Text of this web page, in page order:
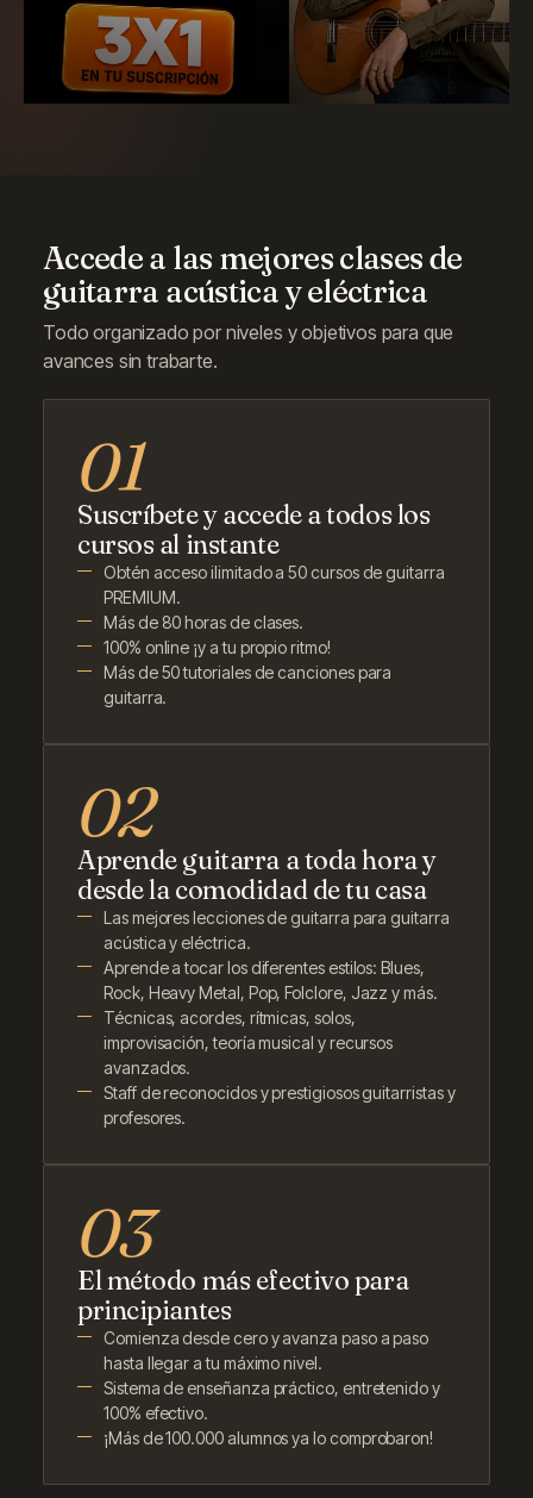
Accede a las mejores clases de
guitarra acústica y eléctrica
Todo organizado por niveles y objetivos para que
avances sin trabarte.
Suscríbete y accede a todos los
cursos al instante
Obtén acceso ilimitado a 50 cursos de guitarra
PREMIUM.
Más de 80 horas de clases.
100% online ¡y a tu propio ritmo!
Más de 50 tutoriales de canciones para
guitarra.
Aprende guitarra a toda hora y
desde la comodidad de tu casa
Las mejores lecciones de guitarra para guitarra
acústica y eléctrica.
Aprende a tocar los diferentes estilos: Blues,
Rock, Heavy Metal, Pop, Folclore, Jazz y más.
Técnicas, acordes, rítmicas, solos,
improvisación, teoría musical y recursos
avanzados.
Staff de reconocidos y prestigiosos guitarristas y
profesores.
El método más efectivo para
principiantes
Comienza desde cero y avanza paso a paso
hasta llegar a tu máximo nivel.
Sistema de enseñanza práctico, entretenido y
100% efectivo.
¡Más de 100.000 alumnos ya lo comprobaron!